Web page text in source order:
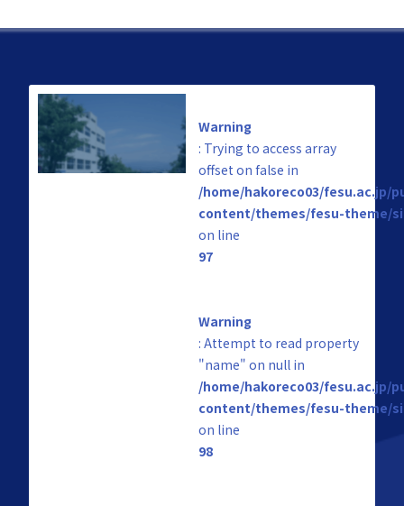
Warning
: Trying to access array
offset on false in
/home/hakoreco03/fesu.ac.jp/
content/themes/fesu-theme/
on line
97
Warning
: Attempt to read property
"name" on null in
/home/hakoreco03/fesu.ac.jp/
content/themes/fesu-theme/
on line
98